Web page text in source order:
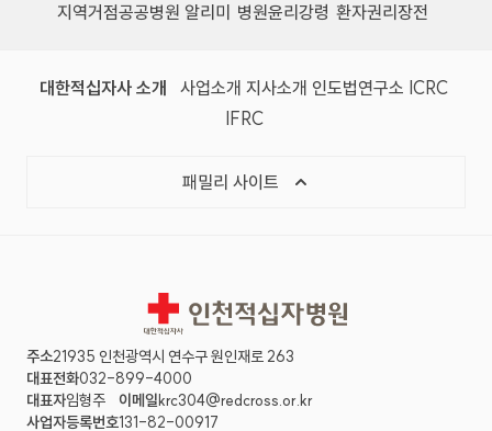
지역거점공공병원 알리미
병원윤리강령 환자권리장전
대한적십자사 소개 사업소개 지사소개 인도법연구소 ICRC
IFRC
패밀리 사이트
인천적십자병원
주소21935 인천광역시 연수구 원인재로 263
대표전화032-899-4000
대표자임형주 이메일krc304@redcross.or.kr
사업자등록번호131-82-00917